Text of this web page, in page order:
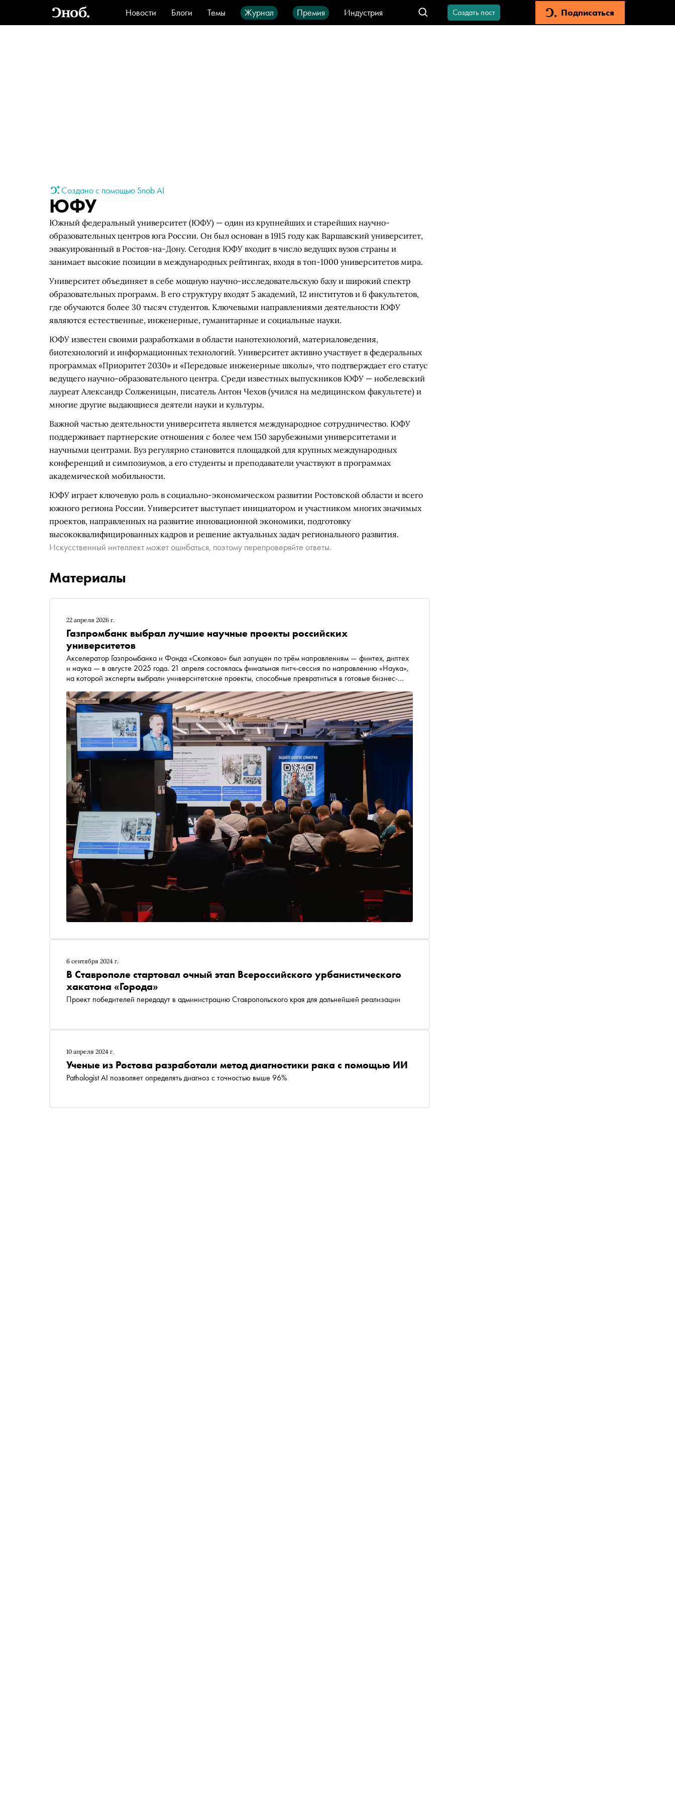
Новости Блоги Темы Журнал Премия
Индустрия
Стиль
Видео Город IT-продукты
Создать пост Подписаться
Создано с помощью Snob AI
ЮФУ
Южный федеральный университет (ЮФУ) — один из крупнейших и старейших научно-
образовательных центров юга России. Он был основан в 1915 году как Варшавский университет,
эвакуированный в Ростов-на-Дону. Сегодня ЮФУ входит в число ведущих вузов страны и
занимает высокие позиции в международных рейтингах, входя в топ-1000 университетов мира.
Университет объединяет в себе мощную научно-исследовательскую базу и широкий спектр
образовательных программ. В его структуру входят 5 академий, 12 институтов и 6 факультетов,
где обучаются более 30 тысяч студентов. Ключевыми направлениями деятельности ЮФУ
являются естественные, инженерные, гуманитарные и социальные науки.
ЮФУ известен своими разработками в области нанотехнологий, материаловедения,
биотехнологий и информационных технологий. Университет активно участвует в федеральных
программах «Приоритет 2030» и «Передовые инженерные школы», что подтверждает его статус
ведущего научно-образовательного центра. Среди известных выпускников ЮФУ — нобелевский
лауреат Александр Солженицын, писатель Антон Чехов (учился на медицинском факультете) и
многие другие выдающиеся деятели науки и культуры.
Важной частью деятельности университета является международное сотрудничество. ЮФУ
поддерживает партнерские отношения с более чем 150 зарубежными университетами и
научными центрами. Вуз регулярно становится площадкой для крупных международных
конференций и симпозиумов, а его студенты и преподаватели участвуют в программах
академической мобильности.
ЮФУ играет ключевую роль в социально-экономическом развитии Ростовской области и всего
южного региона России. Университет выступает инициатором и участником многих значимых
проектов, направленных на развитие инновационной экономики, подготовку
высококвалифицированных кадров и решение актуальных задач регионального развития.
Искусственный интеллект может ошибаться, поэтому перепроверяйте ответы.
Материалы
22 апреля 2026 г.
Газпромбанк выбрал лучшие научные проекты российских
университетов
Акселератор Газпромбанка и Фонда «Сколково» был запущен по трём направлениям — финтех, диптех
и наука — в августе 2025 года. 21 апреля состоялась финальная питч-сессия по направлению «Наука»,
на которой эксперты выбрали университетские проекты, способные превратиться в готовые бизнес-
6 сентября 2024 г.
В Ставрополе стартовал очный этап Всероссийского урбанистического
хакатона «Города»
Проект победителей передадут в администрацию Ставропольского края для дальнейшей реализации
10 апреля 2024 г.
Ученые из Ростова разработали метод диагностики рака с помощью ИИ
Pathologist AI позволяет определять диагноз с точностью выше 96%